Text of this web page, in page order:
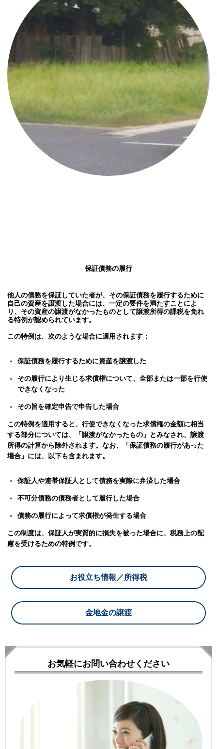
保証債務の履行
他人の債務を保証していた者が、その保証債務を履行するために
自己の資産を譲渡した場合には、一定の要件を満たすことによ
り、その資産の譲渡がなかったものとして譲渡所得の課税を免れ
る特例が認められています。
この特例は、次のような場合に適用されます：
保証債務を履行するために資産を譲渡した
その履行により生じる求償権について、全部または一部を行使
できなくなった
その旨を確定申告で申告した場合
この特例を適用すると、行使できなくなった求償権の金額に相当
する部分については、「譲渡がなかったもの」とみなされ、譲渡
所得の計算から除外されます。 なお、「保証債務の履行があった
場合」には、以下も含まれます。
保証人や連帯保証人として債務を実際に弁済した場合
不可分債務の債務者として履行した場合
債務の履行によって求償権が発生する場合
この制度は、保証人が実質的に損失を被った場合に、税務上の配
慮を受けるための特例です。
お役立ち情報／所得税
金地金の譲渡
お気軽にお問い合わせください